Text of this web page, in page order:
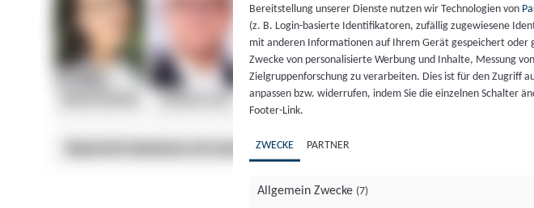
Bereitstellung unserer Dienste nutzen wir Technologien von
(z. B. Login-basierte Identifikatoren, zufällig zugewiesene
mit anderen Informationen auf Ihrem Gerät gespeichert oder
Zwecke von personalisierte Werbung und Inhalte, Messung
Zielgruppenforschung zu verarbeiten. Dies ist für den Zugriff
anpassen bzw. widerrufen, indem Sie die einzelnen Schalter
Footer-Link.
ZWECKE PARTNER
Allgemein Zwecke (7)